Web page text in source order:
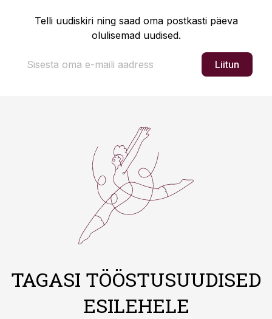
Telli uudiskiri ning saad oma postkasti päeva
olulisemad uudised.
Liitun
TAGASI TÖÖSTUSUUDISED
ESILEHELE